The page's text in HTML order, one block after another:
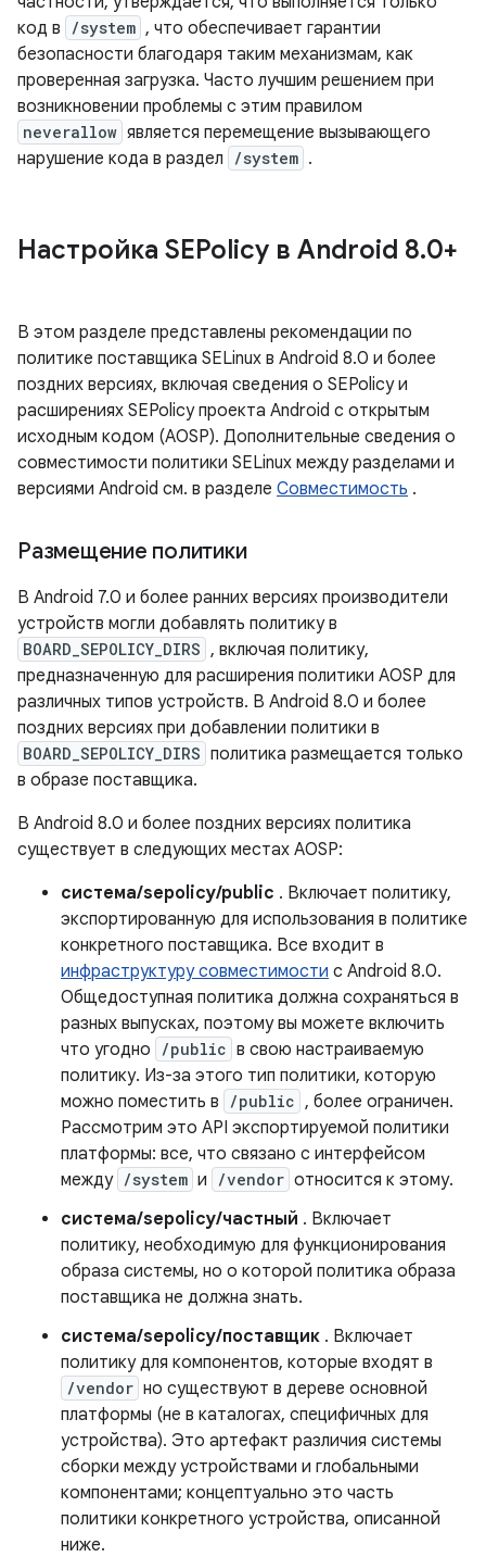
код в
/system , что обеспечивает гарантии
безопасности благодаря таким механизмам, как
проверенная загрузка. Часто лучшим решением при
возникновении проблемы с этим правилом
neverallow является перемещение вызывающего
нарушение кода в раздел
/system .
Настройка SEPolicy в Android 8.0+
В этом разделе представлены рекомендации по
политике поставщика SELinux в Android 8.0 и более
поздних версиях, включая сведения о SEPolicy и
расширениях SEPolicy проекта Android с открытым
исходным кодом (AOSP). Дополнительные сведения о
совместимости политики SELinux между разделами и
версиями Android см. в разделе Совместимость .
Размещение политики
В Android 7.0 и более ранних версиях производители
устройств могли добавлять политику в
BOARD_SEPOLICY_DIRS , включая политику,
предназначенную для расширения политики AOSP для
различных типов устройств. В Android 8.0 и более
поздних версиях при добавлении политики в
BOARD_SEPOLICY_DIRS политика размещается только
в образе поставщика.
В Android 8.0 и более поздних версиях политика
существует в следующих местах AOSP:
система/sepolicy/public . Включает политику,
экспортированную для использования в политике
конкретного поставщика. Все входит в
инфраструктуру совместимости с Android 8.0.
Общедоступная политика должна сохраняться в
разных выпусках, поэтому вы можете включить
что угодно
/public в свою настраиваемую
политику. Из-за этого тип политики, которую
можно поместить в
/public , более ограничен.
Рассмотрим это API экспортируемой политики
платформы: все, что связано с интерфейсом
между /system и /vendor относится к этому.
система/sepolicy/частный . Включает
политику, необходимую для функционирования
образа системы, но о которой политика образа
поставщика не должна знать.
система/sepolicy/поставщик . Включает
политику для компонентов, которые входят в
/vendor но существуют в дереве основной
платформы (не в каталогах, специфичных для
устройства). Это артефакт различия системы
сборки между устройствами и глобальными
компонентами; концептуально это часть
политики конкретного устройства, описанной
ниже.